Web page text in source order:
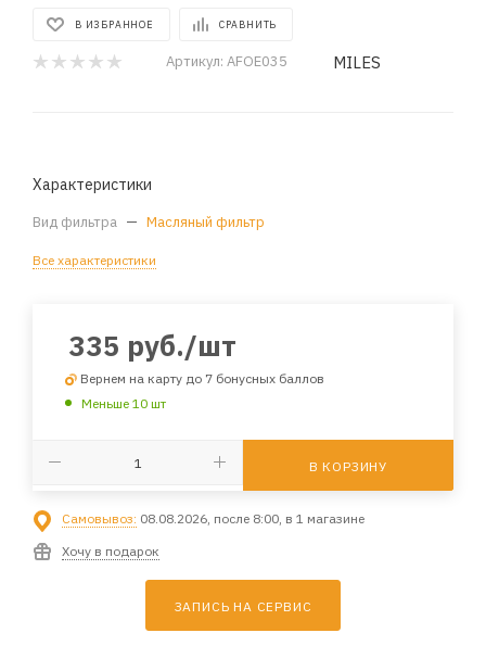
В ИЗБРАННОЕ СРАВНИТЬ
Артикул: AFOE035 MILES
Характеристики
Вид фильтра — Масляный фильтр
Все характеристики
335 руб./шт
Вернем на карту до 7 бонусных баллов
Меньше 10 шт
В КОРЗИНУ
Самовывоз: 08.08.2026, после 8:00, в 1 магазине
Хочу в подарок
ЗАПИСЬ НА СЕРВИС